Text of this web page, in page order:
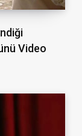
Video